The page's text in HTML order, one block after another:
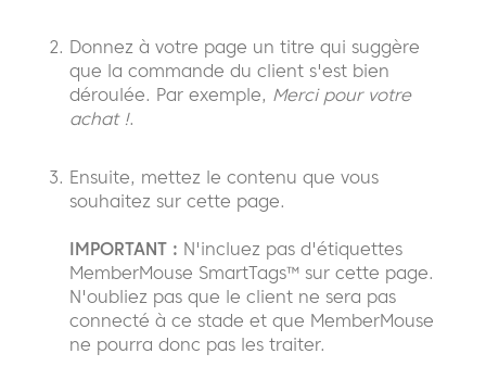
Donnez à votre page un titre qui suggère
que la commande du client s'est bien
déroulée. Par exemple, Merci pour votre
achat !.
Ensuite, mettez le contenu que vous
souhaitez sur cette page.
IMPORTANT : N'incluez pas d'étiquettes
MemberMouse SmartTags™ sur cette page.
N'oubliez pas que le client ne sera pas
connecté à ce stade et que MemberMouse
ne pourra donc pas les traiter.